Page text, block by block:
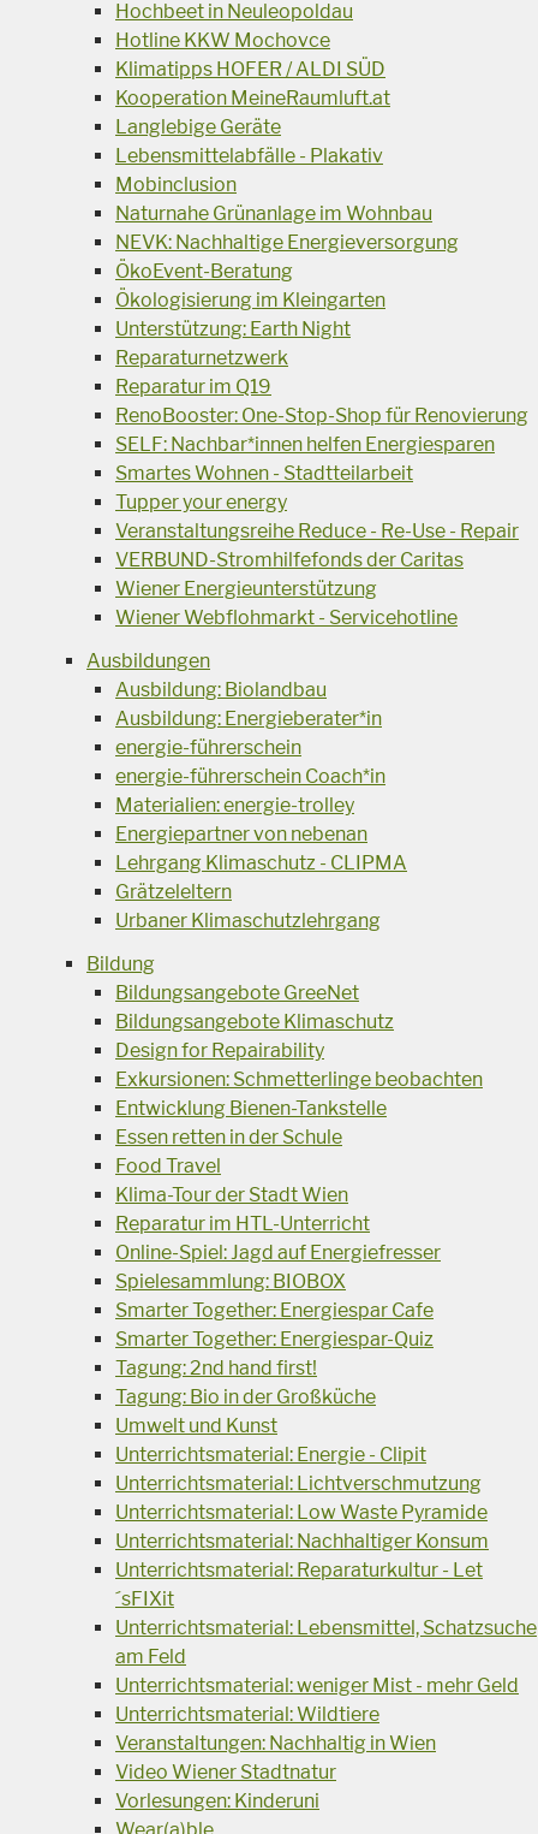
Hochbeet in Neuleopoldau
Hotline KKW Mochovce
Klimatipps HOFER / ALDI SÜD
Kooperation MeineRaumluft.at
Langlebige Geräte
Lebensmittelabfälle - Plakativ
Mobinclusion
Naturnahe Grünanlage im Wohnbau
NEVK: Nachhaltige Energieversorgung
ÖkoEvent-Beratung
Ökologisierung im Kleingarten
Unterstützung: Earth Night
Reparaturnetzwerk
Reparatur im Q19
RenoBooster: One-Stop-Shop für Renovierung
SELF: Nachbar*innen helfen Energiesparen
Smartes Wohnen - Stadtteilarbeit
Tupper your energy
Veranstaltungsreihe Reduce - Re-Use - Repair
VERBUND-Stromhilfefonds der Caritas
Wiener Energieunterstützung
Wiener Webflohmarkt - Servicehotline
Ausbildungen
Ausbildung: Biolandbau
Ausbildung: Energieberater*in
energie-führerschein
energie-führerschein Coach*in
Materialien: energie-trolley
Energiepartner von nebenan
Lehrgang Klimaschutz - CLIPMA
Grätzeleltern
Urbaner Klimaschutzlehrgang
Bildung
Bildungsangebote GreeNet
Bildungsangebote Klimaschutz
Design for Repairability
Exkursionen: Schmetterlinge beobachten
Entwicklung Bienen-Tankstelle
Essen retten in der Schule
Food Travel
Klima-Tour der Stadt Wien
Reparatur im HTL-Unterricht
Online-Spiel: Jagd auf Energiefresser
Spielesammlung: BIOBOX
Smarter Together: Energiespar Cafe
Smarter Together: Energiespar-Quiz
Tagung: 2nd hand first!
Tagung: Bio in der Großküche
Umwelt und Kunst
Unterrichtsmaterial: Energie - Clipit
Unterrichtsmaterial: Lichtverschmutzung
Unterrichtsmaterial: Low Waste Pyramide
Unterrichtsmaterial: Nachhaltiger Konsum
Unterrichtsmaterial: Reparaturkultur - Let
´sFIXit
Unterrichtsmaterial: Lebensmittel, Schatzsuche
am Feld
Unterrichtsmaterial: weniger Mist - mehr Geld
Unterrichtsmaterial: Wildtiere
Veranstaltungen: Nachhaltig in Wien
Video Wiener Stadtnatur
Vorlesungen: Kinderuni